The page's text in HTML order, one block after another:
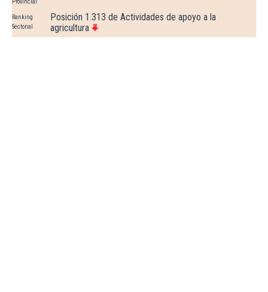
Provincial
Ranking
Sectorial
Posición 1.313 de Actividades de apoyo a la
agricultura